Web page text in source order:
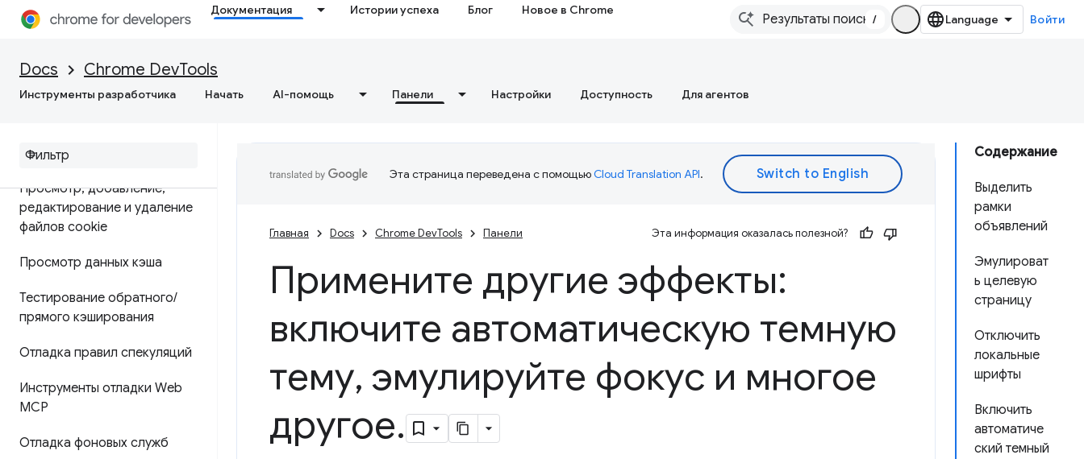
Документация Истории успеха Блог Новое в Chrome
/ Войти
Docs Chrome DevTools
Инструменты разработчика Начать AI-помощь Панели Настройки Доступность Для агентов
Приложение
Обзор
Отладка прогрессивных веб-
Просмотр и редактирование
Просмотр,добавление,
редактирование и удаление
файлов cookie
Просмотр данных кэша
Тестирование обратного/
прямого кэширования
Отладка правил спекуляций
Инструменты отладки Web
MCP
Отладка фоновых служб
Содержание
Выделить
рамки
объявлений
Эмулироват
ь целевую
страницу
Отключить
локальные
шрифты
Включить
автоматиче
ский темный
Эта страница переведена с помощьюCloud Translation API.
Главная Docs Chrome DevTools Панели Эта информация оказалась полезной?
Примените другие эффекты:
включите автоматическую темную
тему, эмулируйте фокус и многое
другое.